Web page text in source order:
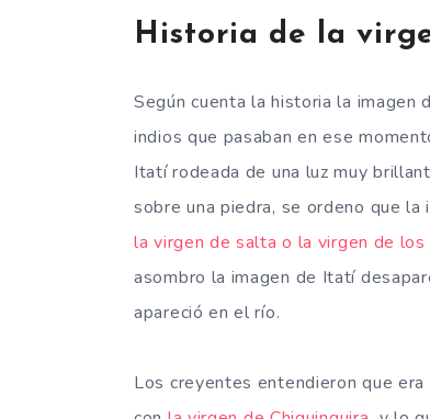
Historia de la
Según cuenta la historia la imagen
indios que pasaban en ese
Itatí rodeada de una luz muy
sobre una piedra, se ordeno que
la virgen de salta o la virgen de
asombro la imagen de Itatí
apareció en el río.
Los creyentes entendieron que